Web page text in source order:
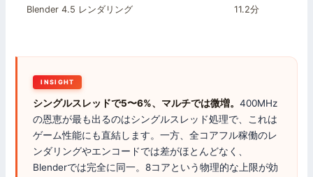
Blender 4.5 レンダリング 11.2分
INSIGHT
シングルスレッドで5〜6%、マルチでは微増。400MHz
の恩恵が最も出るのはシングルスレッド処理で、これは
ゲーム性能にも直結します。一方、全コアフル稼働のレ
ンダリングやエンコードでは差がほとんどなく、
Blenderでは完全に同一。8コアという物理的な上限が効